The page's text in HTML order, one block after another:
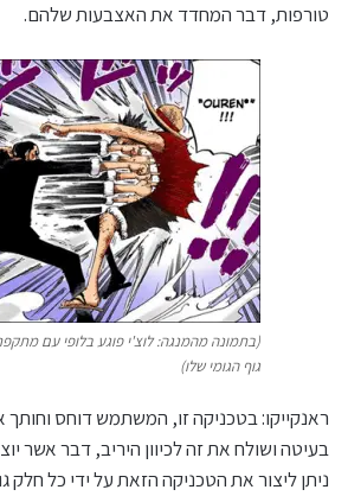
טורפות, דבר המחדד את האצבעות שלהם.
(בתמונה מהמנגה: לוצ'י פוגע בלופי עם
גוף הגומי שלו)
ראנקייקו: בטכניקה זו, המשתמש דוחס וחותך
בעיטה ושולח את זה לכיוון היריב, דבר אשר
ניתן ליצור את הטכניקה הזאת על ידי כל חלק